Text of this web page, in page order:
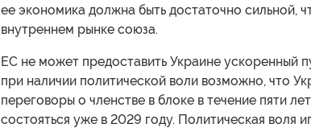
ее экономика должна быть достаточно сильной,
внутреннем рынке союза.
ЕС не может предоставить Украине ускоренный
при наличии политической воли возможно, что
переговоры о членстве в блоке в течение пяти
состояться уже в 2029 году. Политическая воля